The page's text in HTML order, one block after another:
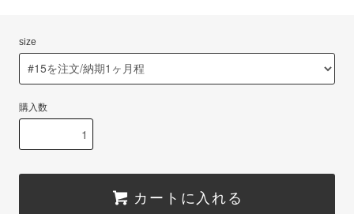
size
購入数
カートに入れる